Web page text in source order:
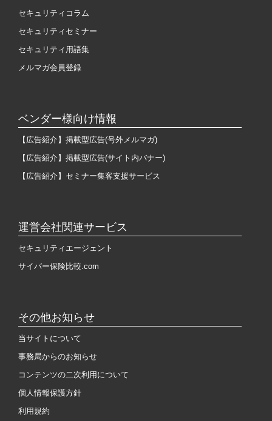
セキュリティコラム
セキュリティセミナー
セキュリティ用語集
メルマガ会員登録
ベンダー様向け情報
【広告紹介】掲載型広告(号外メルマガ)
【広告紹介】掲載型広告(サイト内バナー)
【広告紹介】セミナー集客支援サービス
運営会社関連サービス
セキュリティエージェント
サイバー保険比較.com
その他お知らせ
当サイトについて
事務局からのお知らせ
コンテンツの二次利用について
個人情報保護方針
利用規約